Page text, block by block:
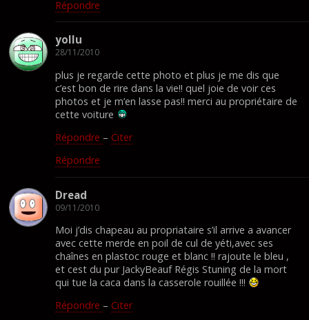
Répondre
yollu
28/11/2010
plus je regarde cette photo et plus je me dis que
c’est bon de rire dans la vie!! quel joie de voir ces
photos et je m’en lasse pas!! merci au propriétaire de
cette voiture
Répondre – Citer
Répondre
Dread
09/11/2010
Moi j’dis chapeau au propriataire s’il arrive a avancer
avec cette merde en poil de cul de yéti,avec ses
chaînes en plastoc rouge et blanc !! rajoute le bleu ,
et cest du pur JackyBeauf Régis Stuning de la mort
qui tue la caca dans la casserole rouillée !!!
Répondre – Citer